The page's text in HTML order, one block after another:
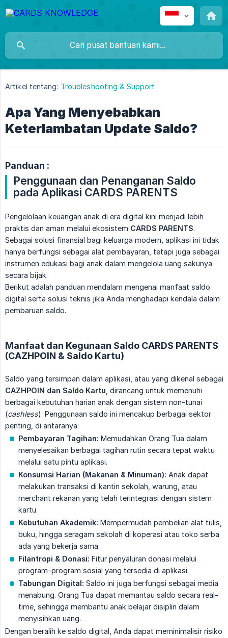
Artikel tentang: Troubleshooting & Support
Apa Yang Menyebabkan
Keterlambatan Update Saldo?
Panduan :
Penggunaan dan Penanganan Saldo
pada Aplikasi CARDS PARENTS
Pengelolaan keuangan anak di era digital kini menjadi lebih
praktis dan aman melalui ekosistem CARDS PARENTS.
Sebagai solusi finansial bagi keluarga modern, aplikasi ini tidak
hanya berfungsi sebagai alat pembayaran, tetapi juga sebagai
instrumen edukasi bagi anak dalam mengelola uang sakunya
secara bijak.
Berikut adalah panduan mendalam mengenai manfaat saldo
digital serta solusi teknis jika Anda menghadapi kendala dalam
pembaruan saldo.
Manfaat dan Kegunaan Saldo CARDS PARENTS
(CAZHPOIN & Saldo Kartu)
Saldo yang tersimpan dalam aplikasi, atau yang dikenal sebagai
CAZHPOIN dan Saldo Kartu , dirancang untuk memenuhi
berbagai kebutuhan harian anak dengan sistem non-tunai
(cashless). Penggunaan saldo ini mencakup berbagai sektor
penting, di antaranya:
Pembayaran Tagihan: Memudahkan Orang Tua dalam
menyelesaikan berbagai tagihan rutin secara tepat waktu
melalui satu pintu aplikasi.
Konsumsi Harian (Makanan & Minuman): Anak dapat
melakukan transaksi di kantin sekolah, warung, atau
merchant rekanan yang telah terintegrasi dengan sistem
kartu.
Kebutuhan Akademik: Mempermudah pembelian alat tulis,
buku, hingga seragam sekolah di koperasi atau toko serba
ada yang bekerja sama.
Filantropi & Donasi: Fitur penyaluran donasi melalui
program-program sosial yang tersedia di aplikasi.
Tabungan Digital: Saldo ini juga berfungsi sebagai media
menabung. Orang Tua dapat memantau saldo secara real-
time, sehingga membantu anak belajar disiplin dalam
menyisihkan uang.
Dengan beralih ke saldo digital, Anda dapat meminimalisir risiko